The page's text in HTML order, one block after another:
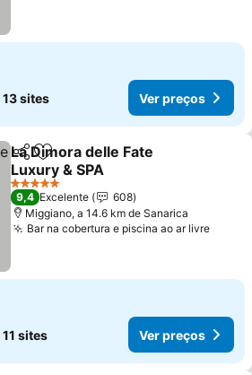
13 sites Ver preços
PartilharAdicionar aos favoritos
La Dimora delle Fate
Luxury & SPA
Ver preços
5 Estrelas
9,4 Excelente
608
Miggiano, a 14.6 km de Sanarica
Bar na cobertura e piscina ao ar livreVer
11 sites Ver preços